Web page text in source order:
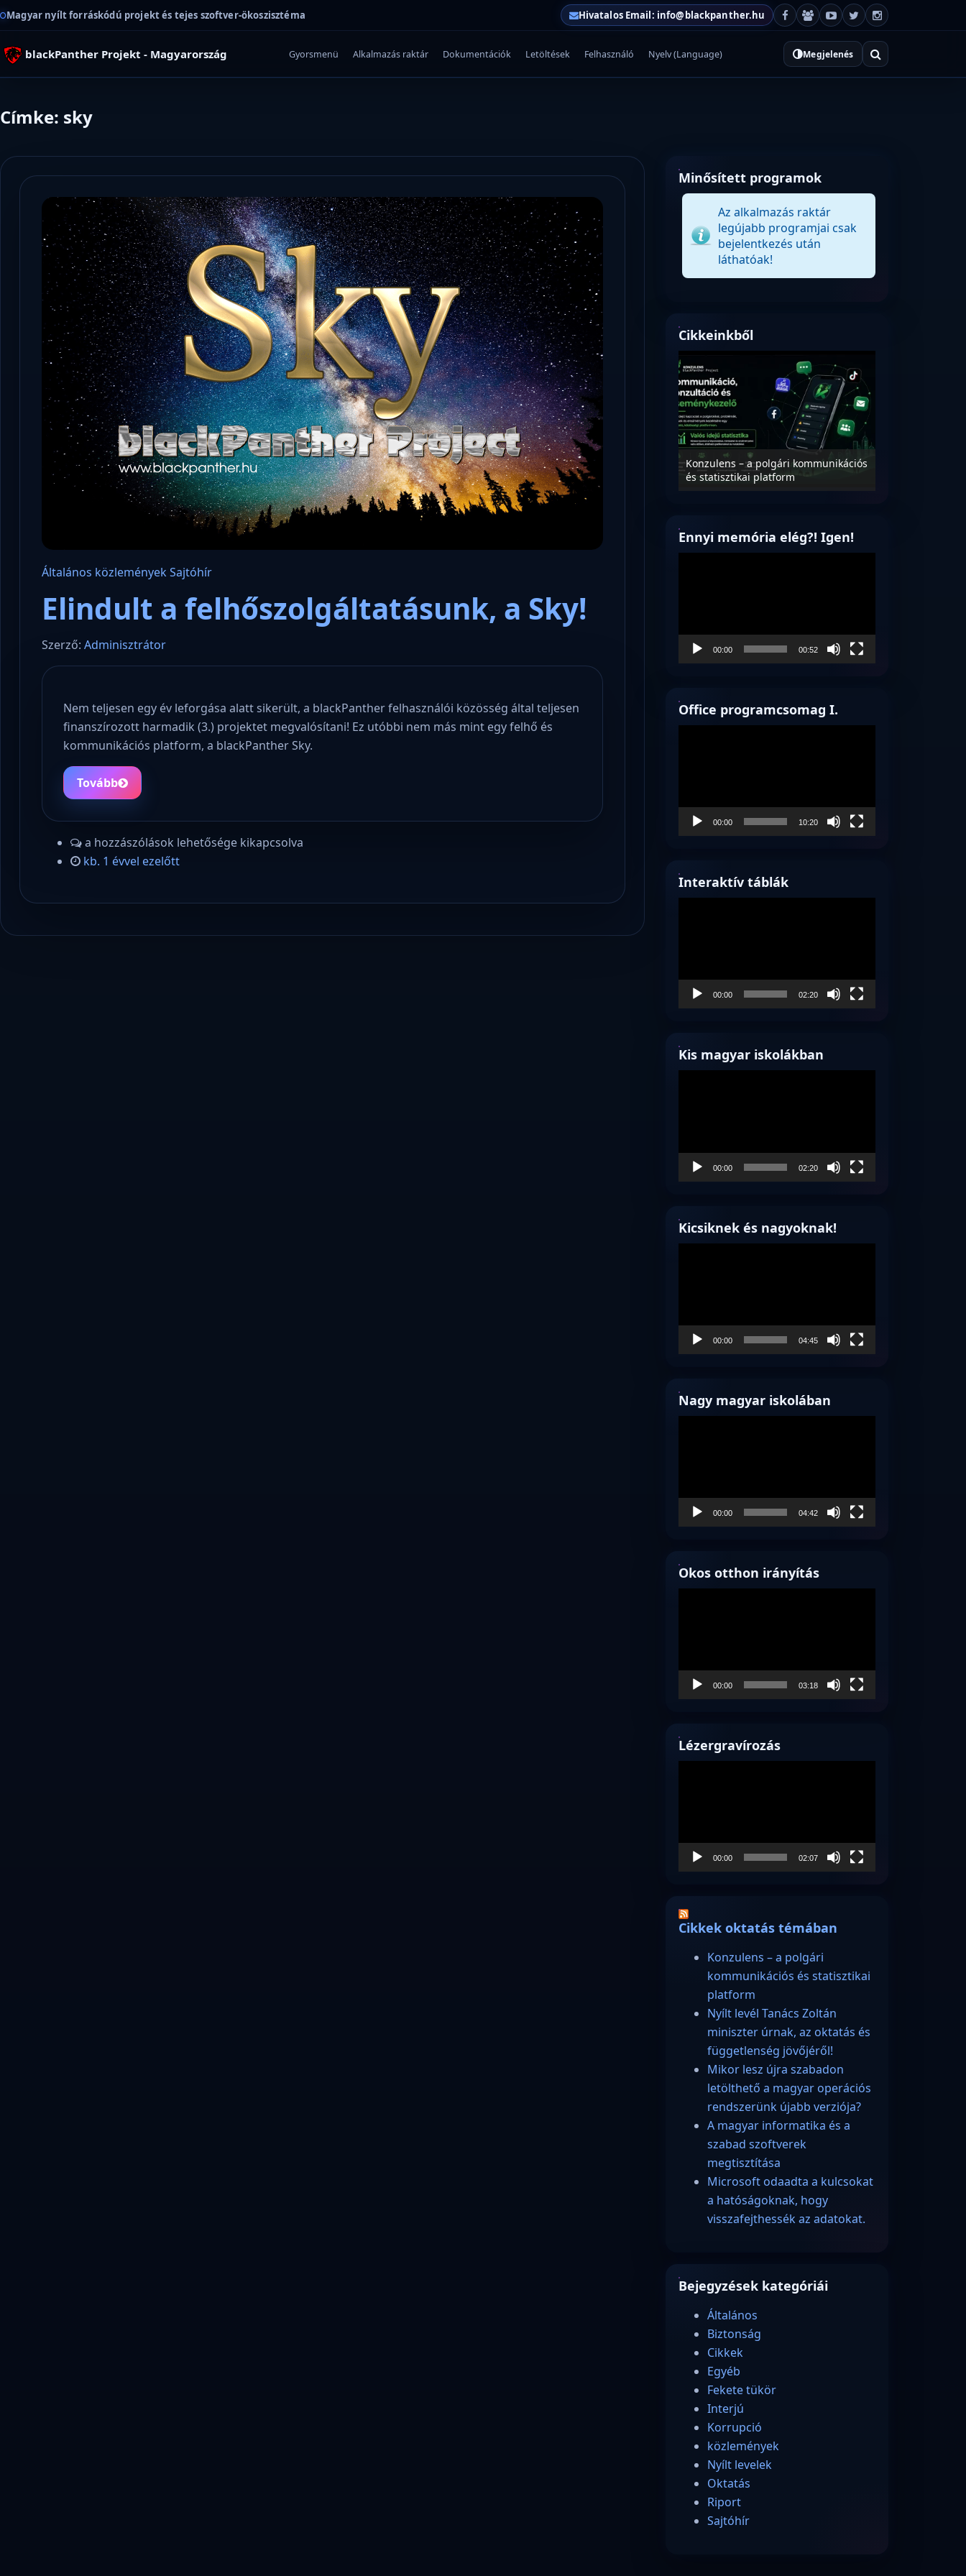
Magyar nyílt forráskódú projekt és tejes szoftver-ökoszisztéma Hivatalos Email: info@blackpanther.hu
blackPanther Projekt - Magyarország Gyorsmenü Alkalmazás raktár Dokumentációk Letöltések Felhasználó Nyelv (Language) Megjelenés
Címke: sky
Általános közlemények Sajtóhír
Elindult a felhőszolgáltatásunk, a Sky!
Szerző: Adminisztrátor
Nem teljesen egy év leforgása alatt sikerült, a blackPanther felhasználói közösség által teljesen
finanszírozott harmadik (3.) projektet megvalósítani! Ez utóbbi nem más mint egy felhő és
kommunikációs platform, a blackPanther Sky.
Tovább
a hozzászólások lehetősége kikapcsolva
kb. 1 évvel ezelőtt
Minősített programok
Az alkalmazás raktár
legújabb programjai csak
bejelentkezés után
láthatóak!
Cikkeinkből
Microsoft odaadta a kulcsokat a
hatóságoknak, hogy visszafejthessék
az adatokat.
Konzulens – a polgári kommunikációs
és statisztikai platform
Ennyi memória elég?! Igen!
00:00 00:52
Office programcsomag I.
00:00 10:20
Interaktív táblák
00:00 02:20
Kis magyar iskolákban
00:00 02:20
Kicsiknek és nagyoknak!
00:00 04:45
Nagy magyar iskolában
00:00 04:42
Okos otthon irányítás
00:00 03:18
Lézergravírozás
00:00 02:07
Cikkek oktatás témában
Konzulens – a polgári
kommunikációs és statisztikai
platform
Nyílt levél Tanács Zoltán
miniszter úrnak, az oktatás és
függetlenség jövőjéről!
Mikor lesz újra szabadon
letölthető a magyar operációs
rendszerünk újabb verziója?
A magyar informatika és a
szabad szoftverek
megtisztítása
Microsoft odaadta a kulcsokat
a hatóságoknak, hogy
visszafejthessék az adatokat.
Bejegyzések kategóriái
Általános
Biztonság
Cikkek
Egyéb
Fekete tükör
Interjú
Korrupció
közlemények
Nyílt levelek
Oktatás
Riport
Sajtóhír